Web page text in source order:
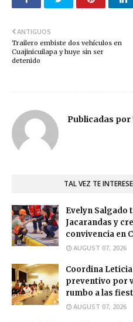
ANTIGUOS
Trailero embiste dos vehículos en
Cuajinicuilapa y huye sin ser
detenido
Publicadas por
TAL VEZ TE
Evelyn
Jacarandas y
convivencia en
AUGUST 07, 2026
Coordina
preventivo por
rumbo a las
AUGUST 07, 2026